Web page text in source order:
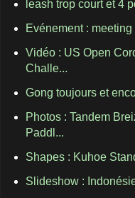
leash trop court et 4
Evénement :
Vidéo : US Open
Challe...
Gong toujours et
Photos : Tandem
Paddl...
Shapes : Kuhoe
Slideshow :